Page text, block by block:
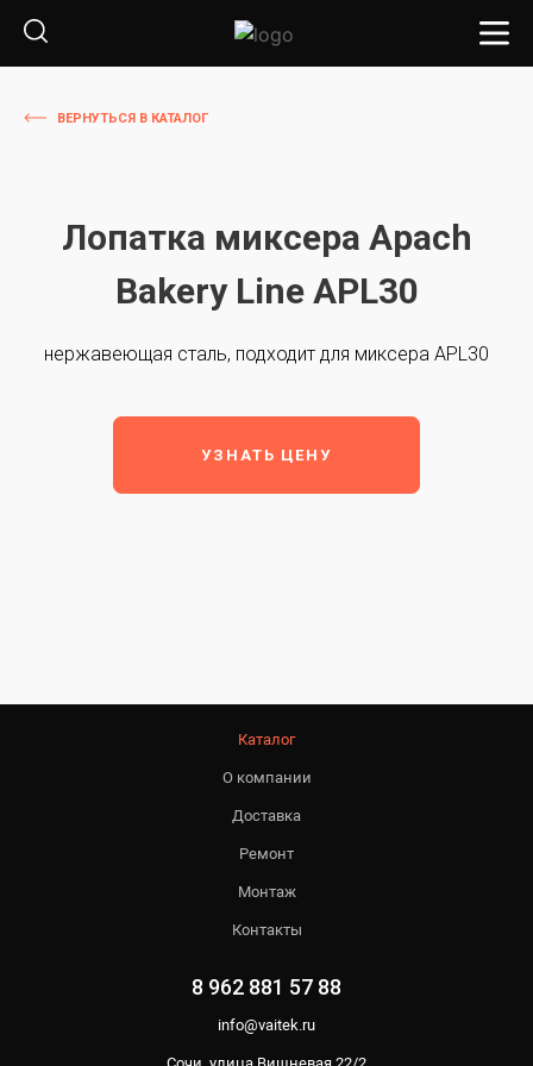
ВЕРНУТЬСЯ В КАТАЛОГ
Лопатка миксера Apach
Bakery Line APL30
нержавеющая сталь, подходит для миксера APL30
УЗНАТЬ ЦЕНУ
Каталог
О компании
Доставка
Ремонт
Монтаж
Контакты
8 962 881 57 88
info@vaitek.ru